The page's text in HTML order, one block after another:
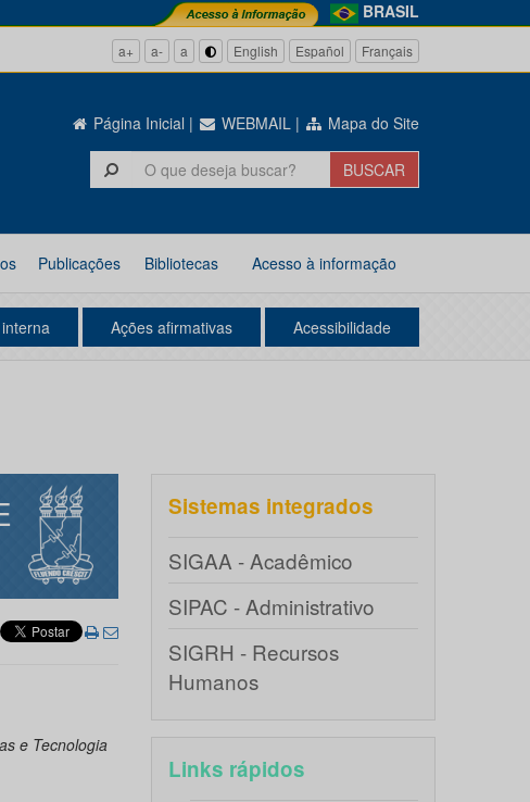
BRASIL
a+ a- a English Español Français
Página Inicial | WEBMAIL | Mapa do Site
Publicações Bibliotecas Acesso à informação
Ações afirmativas Acessibilidade
e Tecnologia
Sistemas integrados
SIGAA - Acadêmico
SIPAC - Administrativo
SIGRH - Recursos
Humanos
Links rápidos